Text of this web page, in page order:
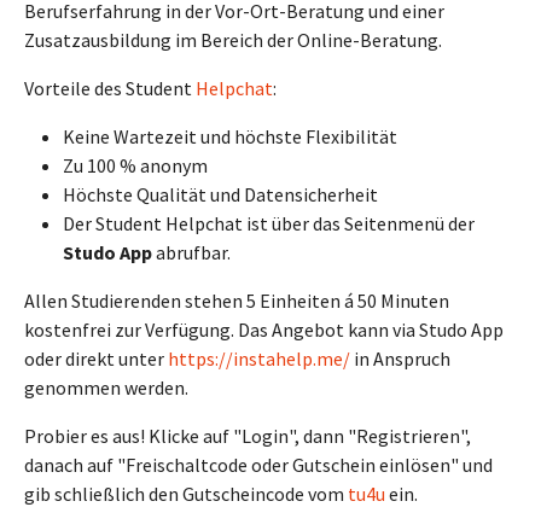
Berufserfahrung in der Vor-Ort-Beratung und einer
Zusatzausbildung im Bereich der Online-Beratung.
Vorteile des Student Helpchat:
Keine Wartezeit und höchste Flexibilität
Zu 100 % anonym
Höchste Qualität und Datensicherheit
DerStudent Helpchat ist über das Seitenmenü der
Studo Appabrufbar.
Allen Studierenden stehen 5 Einheiten á 50 Minuten
kostenfrei zur Verfügung. Das Angebot kann via Studo App
oder direkt unter https://instahelp.me/ in Anspruch
genommen werden.
Probier es aus! Klicke auf "Login", dann "Registrieren",
danach auf "Freischaltcode oder Gutschein einlösen" und
gib schließlich den Gutscheincode vom tu4u ein.